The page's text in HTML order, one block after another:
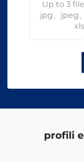
Up to 3
jpg、jpeg
profili